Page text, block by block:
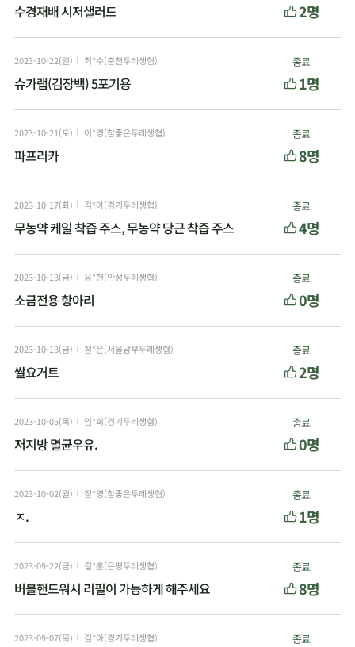
수경재배 시저샐러드 2명
2023-10-22(일) 최*수(춘천두레생협)
슈가랩(김장백) 5포기용
종료
1명
2023-10-21(토) 이*경(참좋은두레생협)
파프리카
종료
8명
2023-10-17(화) 김*아(경기두레생협)
무농약 케일 착즙 주스, 무농약 당근 착즙 주스
종료
4명
2023-10-13(금) 유*현(안성두레생협)
소금전용 항아리
종료
0명
2023-10-13(금) 정*은(서울남부두레생협)
쌀요거트
종료
2명
2023-10-05(목) 임*희(경기두레생협)
저지방 멸균우유.
종료
0명
2023-10-02(월) 정*영(참좋은두레생협)
ㅈ.
종료
1명
2023-09-22(금) 길*훈(은평두레생협)
버블핸드워시 리필이 가능하게 해주세요
종료
8명
2023-09-07(목) 김*아(경기두레생협) 종료